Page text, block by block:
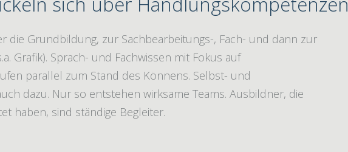
die Grundbildung, zur Sachbearbeitungs-, Fach- und dann zur
Grafik). Sprach- und Fachwissen mit Fokus auf
parallel zum Stand des Könnens. Selbst- und
dazu. Nur so entstehen wirksame Teams. Ausbildner, die
haben, sind ständige Begleiter.